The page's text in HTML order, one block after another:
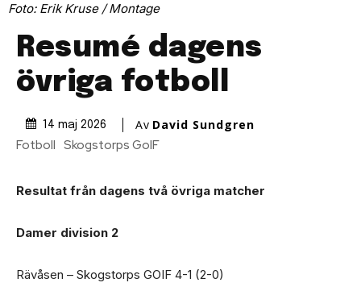
Foto: Erik Kruse / Montage
Resumé dagens
övriga fotboll
14 maj 2026 Av David Sundgren
Fotboll Skogstorps GoIF
Resultat från dagens två övriga matcher
Damer division 2
Rävåsen – Skogstorps GOIF 4-1 (2-0)